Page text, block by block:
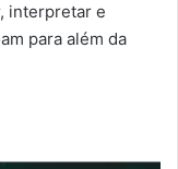
interpretar e
para além da